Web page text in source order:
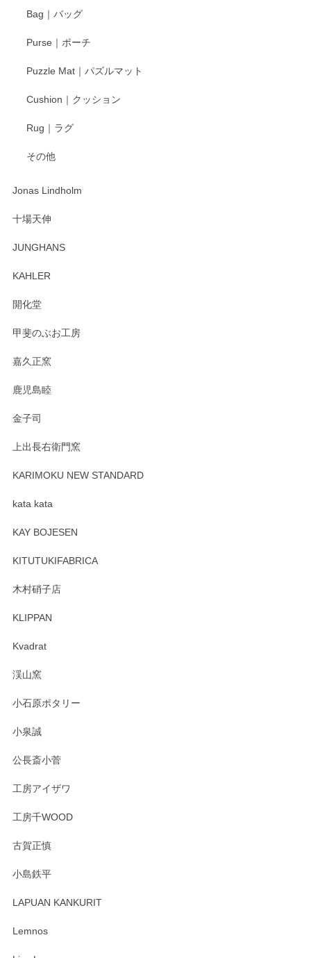
Bag｜バッグ
Purse｜ポーチ
Puzzle Mat｜パズルマット
Cushion｜クッション
Rug｜ラグ
その他
Jonas Lindholm
十場天伸
JUNGHANS
KAHLER
開化堂
甲斐のぶお工房
嘉久正窯
鹿児島睦
金子司
上出長右衛門窯
KARIMOKU NEW STANDARD
kata kata
KAY BOJESEN
KITUTUKIFABRICA
木村硝子店
KLIPPAN
Kvadrat
渓山窯
小石原ポタリー
小泉誠
公長斎小菅
工房アイザワ
工房千WOOD
古賀正慎
小島鉄平
LAPUAN KANKURIT
Lemnos